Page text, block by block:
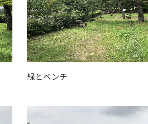
緑とベンチ